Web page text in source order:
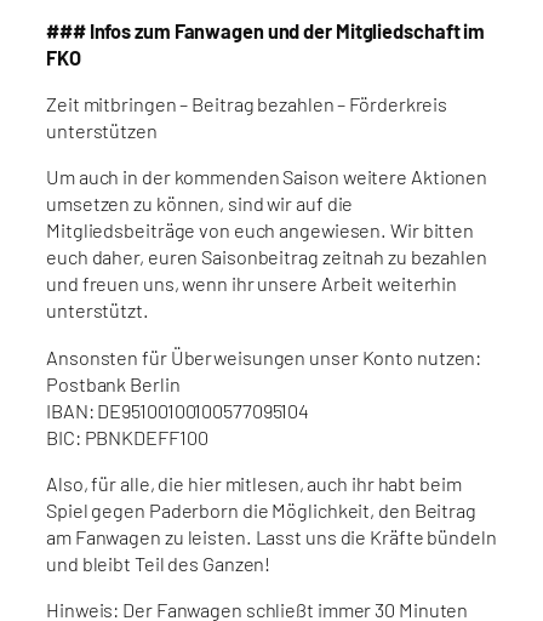
### Infos zum Fanwagen und der Mitgliedschaft im
FKO
Zeit mitbringen – Beitrag bezahlen – Förderkreis
unterstützen
Um auch in der kommenden Saison weitere Aktionen
umsetzen zu können, sind wir auf die
Mitgliedsbeiträge von euch angewiesen. Wir bitten
euch daher, euren Saisonbeitrag zeitnah zu bezahlen
und freuen uns, wenn ihr unsere Arbeit weiterhin
unterstützt.
Ansonsten für Überweisungen unser Konto nutzen:
Postbank Berlin
IBAN: DE95100100100577095104
BIC: PBNKDEFF100
Also, für alle, die hier mitlesen, auch ihr habt beim
Spiel gegen Paderborn die Möglichkeit, den Beitrag
am Fanwagen zu leisten. Lasst uns die Kräfte bündeln
und bleibt Teil des Ganzen!
Hinweis: Der Fanwagen schließt immer 30 Minuten